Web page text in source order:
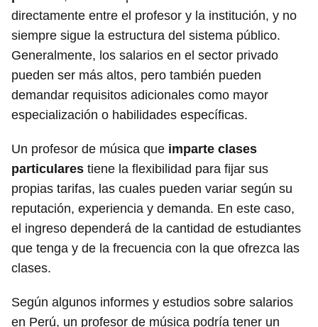
directamente entre el profesor y la institución, y no
siempre sigue la estructura del sistema público.
Generalmente, los salarios en el sector privado
pueden ser más altos, pero también pueden
demandar requisitos adicionales como mayor
especialización o habilidades específicas.
Un profesor de música que imparte clases
particulares tiene la flexibilidad para fijar sus
propias tarifas, las cuales pueden variar según su
reputación, experiencia y demanda. En este caso,
el ingreso dependerá de la cantidad de estudiantes
que tenga y de la frecuencia con la que ofrezca las
clases.
Según algunos informes y estudios sobre salarios
en Perú, un profesor de música podría tener un